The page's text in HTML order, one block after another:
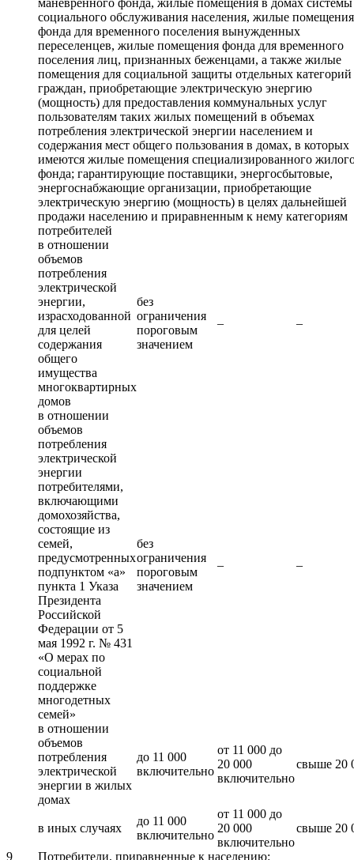
маневренного фонда, жилые помещения в домах
социального обслуживания населения, жилые помещения
фонда для временного поселения вынужденных
переселенцев, жилые помещения фонда для временного
поселения лиц, признанных беженцами, а также жилые
помещения для социальной защиты отдельных категорий
граждан, приобретающие электрическую энергию
(мощность) для предоставления коммунальных услуг
пользователям таких жилых помещений в объемах
потребления электрической энергии населением и
содержания мест общего пользования в домах, в которых
имеются жилые помещения специализированного
фонда; гарантирующие поставщики, энергосбытовые,
энергоснабжающие организации, приобретающие
электрическую энергию (мощность) в целях дальнейшей
продажи населению и приравненным к нему категориям
потребителей
в отношении
объемов
потребления
электрической
энергии,
израсходованной
для целей
содержания
общего
имущества
многоквартирных
домов
без
ограничения
пороговым
значением
– –
в отношении
объемов
потребления
электрической
энергии
потребителями,
включающими
домохозяйства,
состоящие из
семей,
предусмотренных
подпунктом «а»
пункта 1 Указа
Президента
Российской
Федерации от 5
мая 1992 г. № 431
«О мерах по
социальной
поддержке
многодетных
семей»
без
ограничения
пороговым
значением
– –
в отношении
объемов
потребления
электрической
энергии в жилых
домах
до 11 000
включительно
от 11 000 до
20 000
включительно
свыше 20
в иных случаях
до 11 000
включительно
от 11 000 до
20 000
включительно
свыше 20
9 Потребители, приравненные к населению: